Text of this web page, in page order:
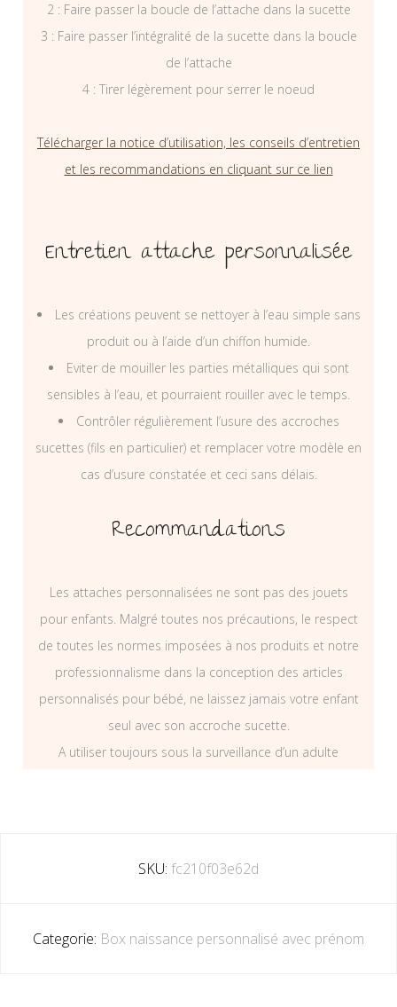
2 : Faire passer la boucle de l’attache dans la sucette
3 : Faire passer l’intégralité de la sucette dans la boucle
de l’attache
4 : Tirer légèrement pour serrer le noeud
Télécharger la notice d’utilisation, les conseils d’entretien
et les recommandations en cliquant sur ce lien
Entretien attache personnalisée
Les créations peuvent se nettoyer à l’eau simple sans
produit ou à l’aide d’un chiffon humide.
Eviter de mouiller les parties métalliques qui sont
sensibles à l’eau, et pourraient rouiller avec le temps.
Contrôler régulièrement l’usure des accroches
sucettes (fils en particulier) et remplacer votre modèle en
cas d’usure constatée et ceci sans délais.
Recommandations
Les attaches personnalisées ne sont pas des jouets
pour enfants. Malgré toutes nos précautions, le respect
de toutes les normes imposées à nos produits et notre
professionnalisme dans la conception des articles
personnalisés pour bébé, ne laissez jamais votre enfant
seul avec son accroche sucette.
A utiliser toujours sous la surveillance d’un adulte
SKU: fc210f03e62d
Categorie: Box naissance personnalisé avec prénom